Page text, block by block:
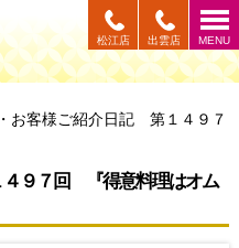
MENU
出雲店
松江店
お客様ご紹介日記 第１４９７
９７回 『得意料理はオム